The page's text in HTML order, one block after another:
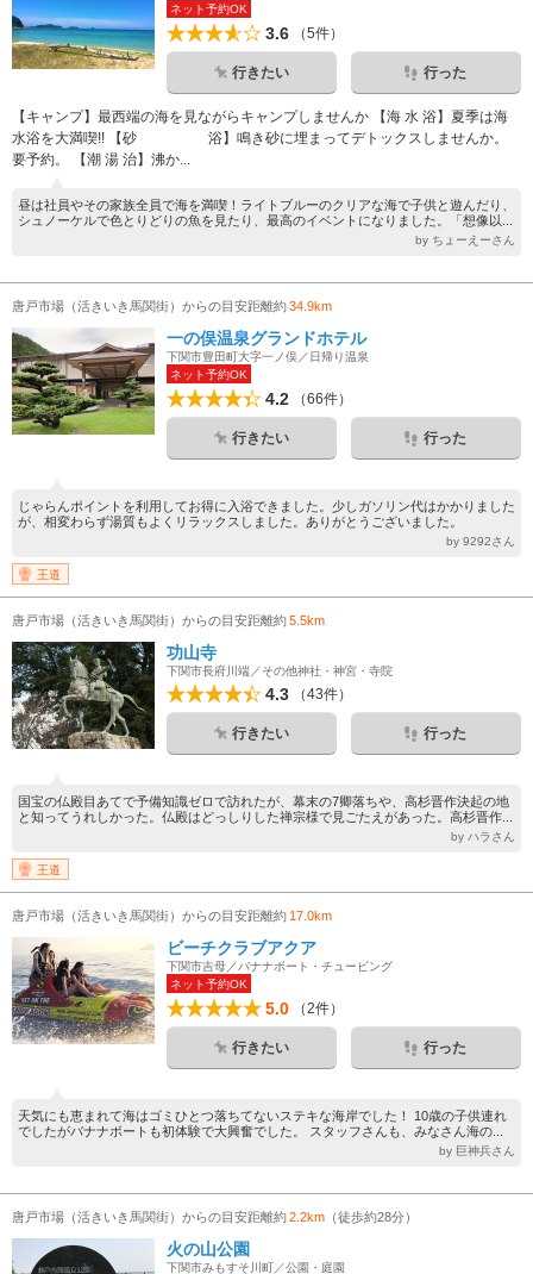
ネット予約OK
3.6 （5件）
行きたい 行った
【キャンプ】最西端の海を見ながらキャンプしませんか 【海 水 浴】夏季は海
水浴を大満喫!! 【砂 浴】鳴き砂に埋まってデトックスしませんか。
要予約。 【潮 湯 治】沸か...
昼は社員やその家族全員で海を満喫！ライトブルーのクリアな海で子供と遊んだり、
シュノーケルで色とりどりの魚を見たり、最高のイベントになりました。「想像以...
by ちょーえーさん
唐戸市場（活きいき馬関街）からの目安距離約34.9km
一の俣温泉グランドホテル
下関市豊田町大字一ノ俣／日帰り温泉
ネット予約OK
4.2 （66件）
行きたい 行った
じゃらんポイントを利用してお得に入浴できました。少しガソリン代はかかりました
が、相変わらず湯質もよくリラックスしました。ありがとうございました。
by 9292さん
王道
唐戸市場（活きいき馬関街）からの目安距離約5.5km
功山寺
下関市長府川端／その他神社・神宮・寺院
4.3 （43件）
行きたい 行った
国宝の仏殿目あてで予備知識ゼロで訪れたが、幕末の7卿落ちや、高杉晋作決起の地
と知ってうれしかった。仏殿はどっしりした禅宗様で見ごたえがあった。高杉晋作...
by ハラさん
王道
唐戸市場（活きいき馬関街）からの目安距離約 17.0km
ビーチクラブアクア
下関市吉母／バナナボート・チュービング
ネット予約OK
5.0 （2件）
行きたい 行った
天気にも恵まれて海はゴミひとつ落ちてないステキな海岸でした！ 10歳の子供連れ
でしたがバナナボートも初体験で大興奮でした。 スタッフさんも、みなさん海の...
by 巨神兵さん
唐戸市場（活きいき馬関街）からの目安距離約2.2km （徒歩約28分）
火の山公園
下関市みもすそ川町／公園・庭園